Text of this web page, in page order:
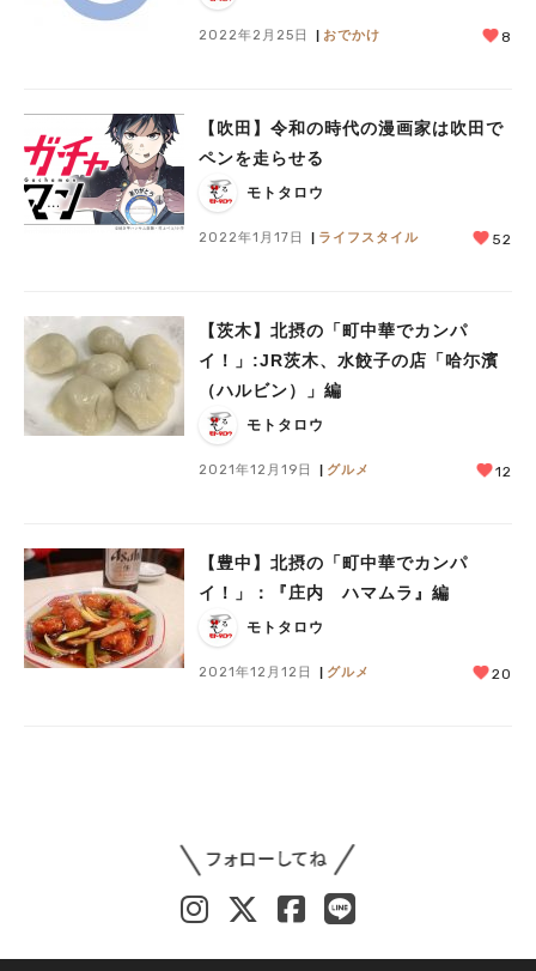
2022年2月25日 おでかけ 8
【吹田】令和の時代の漫画家は吹田で
ペンを走らせる
モトタロウ
2022年1月17日 ライフスタイル 52
【茨木】北摂の「町中華でカンパ
イ！」:JR茨木、水餃子の店「哈尓濱
（ハルビン）」編
モトタロウ
2021年12月19日 グルメ 12
【豊中】北摂の「町中華でカンパ
イ！」：『庄内 ハマムラ』編
モトタロウ
2021年12月12日 グルメ 20